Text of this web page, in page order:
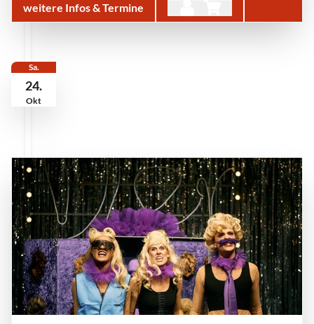
weitere Infos & Termine
Sa.
24.
Okt